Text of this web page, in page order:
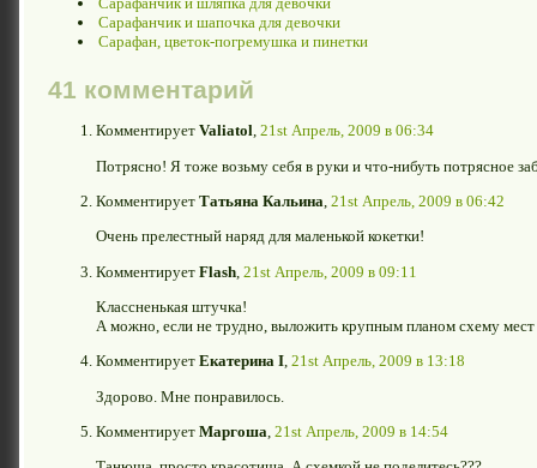
Сарафанчик и шапочка для девочки
Сарафан, цветок-погремушка и пинетки
41 комментарий
Комментирует Valiatol, 21st Апрель, 2009 в 06:34
Потрясно! Я тоже возьму себя в руки и что-нибуть потрясное
Комментирует Татьяна Кальина, 21st Апрель, 2009 в 06:42
Очень прелестный наряд для маленькой кокетки!
Комментирует Flash 21st Апрель, 2009 в 09:11
Классненькая штучка!
А можно, если не трудно, выложить крупным планом схему мест
Комментирует Екатерина I, 21st Апрель, 2009 в 13:18
Здорово. Мне понравилось.
Комментирует Маргоша 21st Апрель, 2009 в 14:54